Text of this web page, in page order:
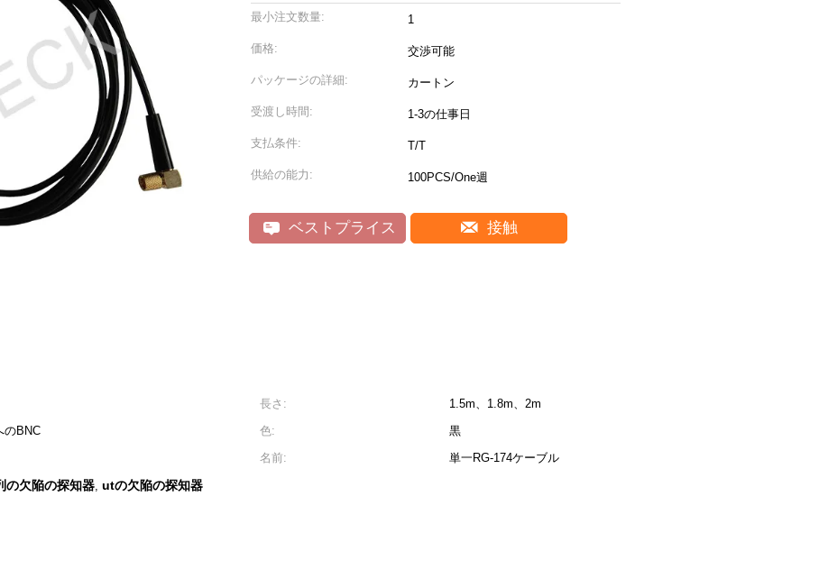
最小注文数量: 1
価格: 交渉可能
パッケージの詳細: カートン
受渡し時間: 1-3の仕事日
支払条件: T/T
供給の能力: 100PCS/One週
ベストプライス 接触
長さ:
1.5m、1.8m、2m
のBNC 色:
黒
名前:
単一RG-174ケーブル
の欠陥の探知器, utの欠陥の探知器